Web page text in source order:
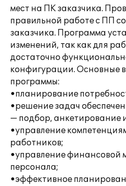
мест на ПК заказчика.
правильной работе с ПП
заказчика. Программа
изменений, так как для
достаточно
конфигурации. Основные
программы:
•планирование
•решение задач
— подбор, анкетирование
•управление
работников;
•управление финансовой
персонала;
•эффективное